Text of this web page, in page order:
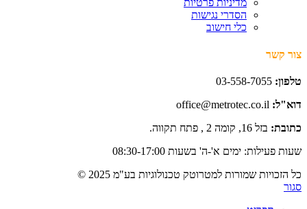
מדיניות פרטיות
הסדרי נגישות
כלי חישוב
צור קשר
טלפון: 03-558-7055
דוא"ל:
כתובת: בזל 16, קומה 2 , פתח תקווה.
שעות פעילות: ימים א'-ה' בשעות 08:30-17:00
כל הזכויות שמורות למטרוטק טכנולוגיות בע"מ 2025 ©
סגור